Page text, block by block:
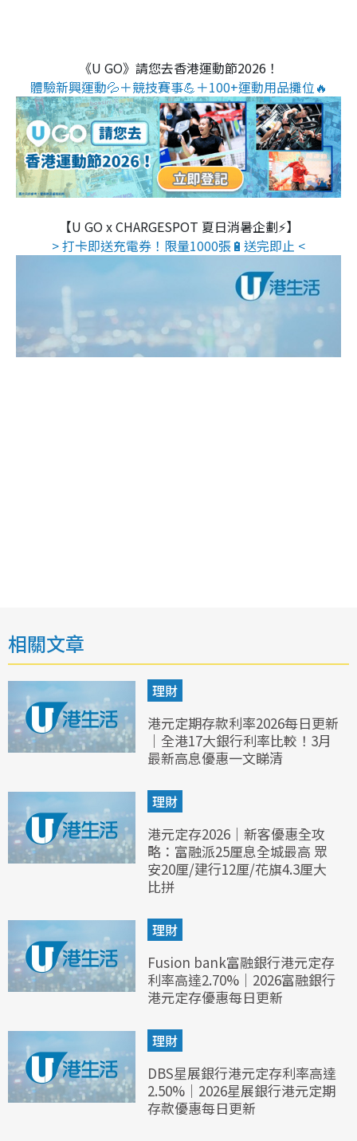
《U GO》請您去香港運動節2026！
體驗新興運動💦＋競技賽事💪＋100+運動用品攤位🔥
【U GO x CHARGESPOT 夏日消暑企劃⚡】
> 打卡即送充電券！限量1000張🔋送完即止 <
相關文章
理財
港元定期存款利率2026每日更新
｜全港17大銀行利率比較！3月
最新高息優惠一文睇清
理財
港元定存2026｜新客優惠全攻
略：富融派25厘息全城最高 眾
安20厘/建行12厘/花旗4.3厘大
比拼
理財
Fusion bank富融銀行港元定存
利率高達2.70%｜2026富融銀行
港元定存優惠每日更新
理財
DBS星展銀行港元定存利率高達
2.50%｜2026星展銀行港元定期
存款優惠每日更新